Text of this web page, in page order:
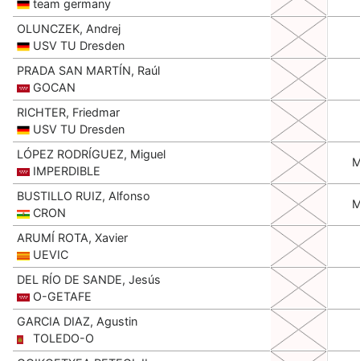
team germany
OLUNCZEK, Andrej
USV TU Dresden
PRADA SAN MARTÍN, Raúl
GOCAN
RICHTER, Friedmar
USV TU Dresden
LÓPEZ RODRÍGUEZ, Miguel
IMPERDIBLE
BUSTILLO RUIZ, Alfonso
CRON
ARUMÍ ROTA, Xavier
UEVIC
DEL RÍO DE SANDE, Jesús
O-GETAFE
GARCIA DIAZ, Agustin
TOLEDO-O